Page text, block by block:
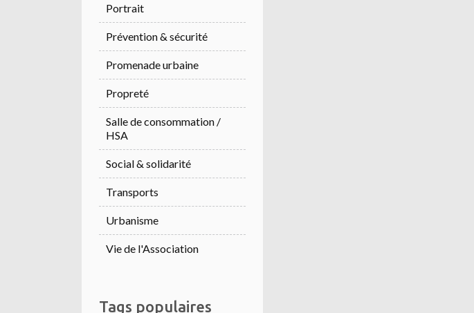
Portrait
Prévention & sécurité
Promenade urbaine
Propreté
Salle de consommation /
HSA
Social & solidarité
Transports
Urbanisme
Vie de l'Association
Tags populaires